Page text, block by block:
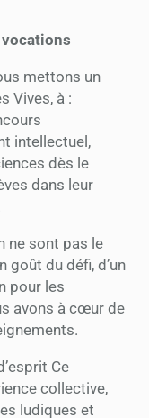
vocations
mettons un
Vives, à :
intellectuel,
dès le
dans leur
ne sont pas le
goût du défi, d’un
pour les
avons à cœur de
Ce
collective,
ludiques et